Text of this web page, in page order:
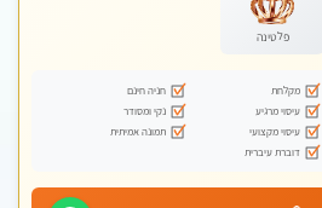
פלטינה
מקלחת
חניה חינם
עיסוי מרגיע
נקי ומסודר
עיסוי מקצועי
תמונה אמיתית
דוברת עיברית